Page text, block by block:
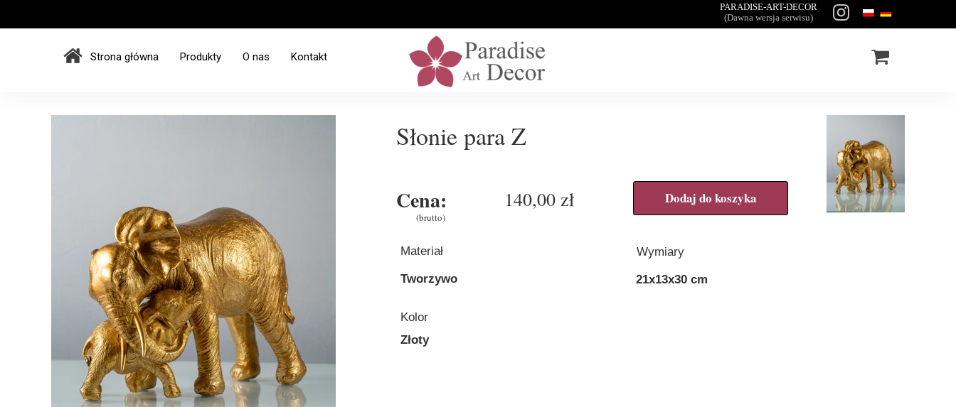
Strona główna Produkty O nas Kontakt
PARADISE-ART-DECOR
(Dawna wersja serwisu)
140,00 zł
Tworzywo
Materiał Wymiary
Cena:
(brutto)
Dodaj do koszyka
21x13x30 cm
Złoty
Kolor
Słonie para Z